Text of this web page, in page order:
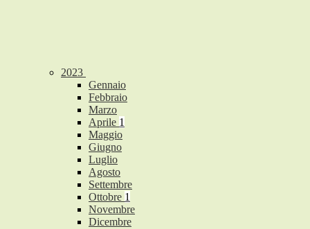
2023
Gennaio
Febbraio
Marzo
Aprile 1
Maggio
Giugno
Luglio
Agosto
Settembre
Ottobre 1
Novembre
Dicembre